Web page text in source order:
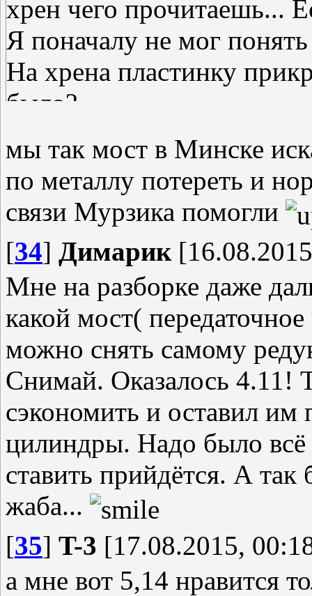
хрен чего прочитаешь...
Я поначалу не мог
На хрена пластинку
было?
мы так мост в Минске
по металлу потереть и
связи Мурзика помогли
[34] Димарик
Мне на разборке даже
какой мост(
можно снять самому
Снимай. Оказалось 4.11!
сэкономить и оставил им
цилиндры. Надо было всё
ставить прийдётся. А
жаба...
[35] T-3 [17.08.2015,
а мне вот 5,14 нравится